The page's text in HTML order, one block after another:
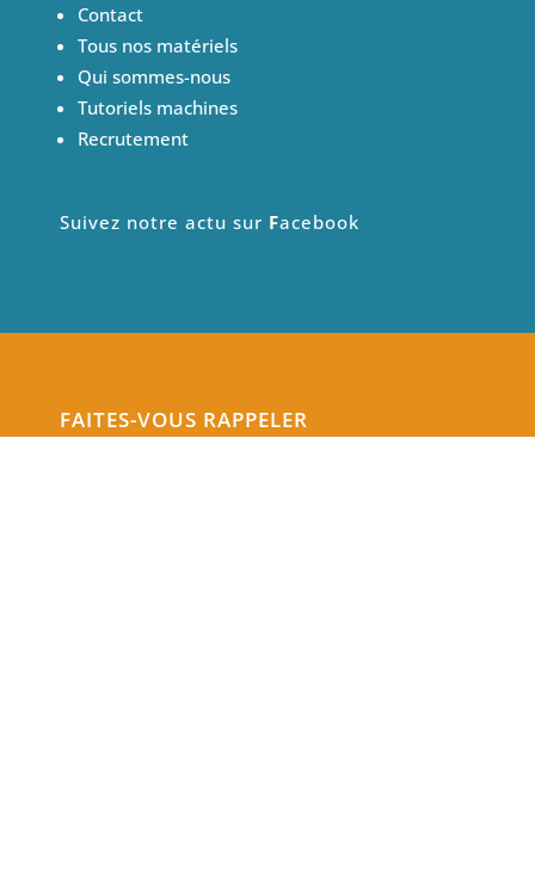
Contact
Tous nos matériels
Qui sommes-nous
Tutoriels machines
Recrutement
Suivez notre actu sur Facebook
FAITES-VOUS RAPPELER